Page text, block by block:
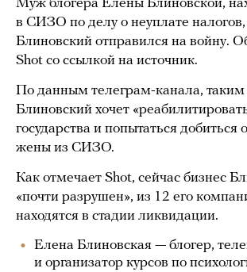
Муж блогера Елены Блиновской,
в СИЗО по делу о неуплате
Блиновский отправился на войну.
Shot со ссылкой на источник.
По данным телеграм-канала,
Блиновский хочет
государства и попытаться добиться
жены из СИЗО.
Как отмечает Shot, сейчас бизнес
«почти разрушен», из 12 его
находятся в стадии ликвидации.
Елена Блиновская — блогер,
и организатор курсов по